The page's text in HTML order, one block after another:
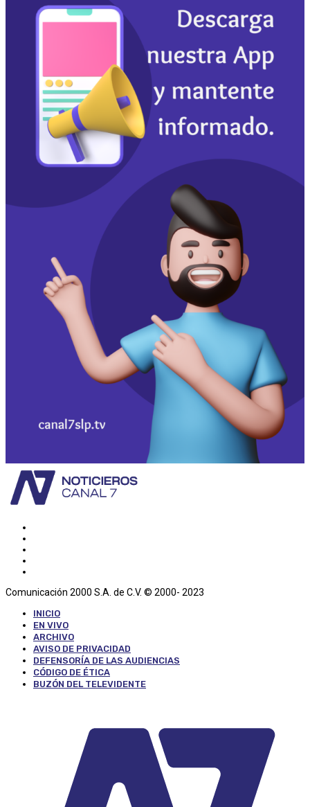
Comunicación 2000 S.A. de C.V. © 2000- 2023
INICIO
EN VIVO
ARCHIVO
AVISO DE PRIVACIDAD
DEFENSORÍA DE LAS AUDIENCIAS
CÓDIGO DE ÉTICA
BUZÓN DEL TELEVIDENTE